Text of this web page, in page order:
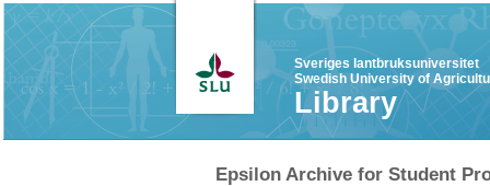
Sveriges lantbruksuniversitet
Swedish University of
Library
Epsilon Archive for Student